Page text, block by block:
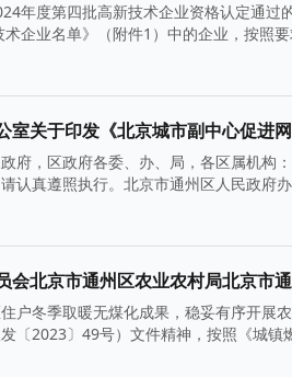
年度第四批高新技术企业资格认定通
企业名单》（附件1）中的企业，按照
室关于印发《北京城市副中心促进
府，区政府各委、办、局，各区属机构
认真遵照执行。北京市通州区人民政府
户冬季取暖无煤化成果，稳妥有序开展
〔2023〕49号）文件精神，按照《城